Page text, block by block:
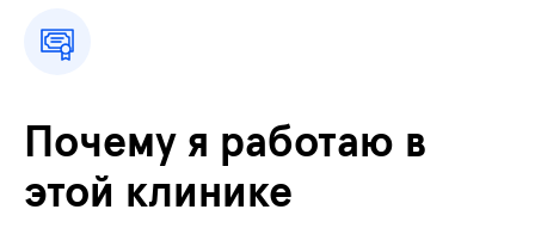
Почему я работаю в
этой клинике